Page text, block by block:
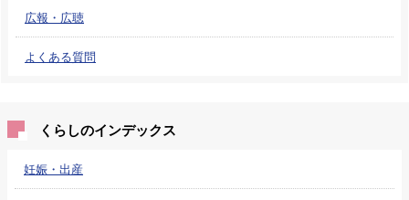
広報・広聴
よくある質問
くらしのインデックス
妊娠・出産